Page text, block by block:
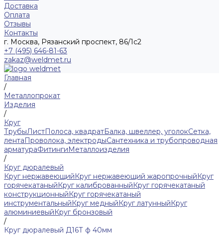
Доставка
Оплата
Отзывы
Контакты
г. Москва, Рязанский проспект, 86/1с2
+7 (495) 646-81-63
zakaz@weldmet.ru
Главная
/
Металлопрокат
Изделия
/
Круг
ТрубыЛистПолоса, квадратБалка, швеллер, уголокСетка,
лентаПроволока, электродыСантехника и трубопроводная
арматураФитингиМеталлоизделия
/
Круг дюралевый
Круг нержавеющийКруг нержавеющий жаропрочныйКруг
горячекатаныйКруг калиброванныйКруг горячекатаный
конструкционныйКруг горячекатаный
инструментальныйКруг медныйКруг латунныйКруг
алюминиевыйКруг бронзовый
/
Круг дюралевый Д16Т ф 40мм